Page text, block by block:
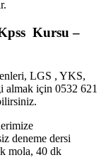
Kursu –
LGS , YKS,
almak için 0532 621
deneme dersi
mola, 40 dk